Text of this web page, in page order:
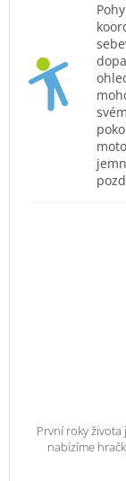
První roky
nabízíme